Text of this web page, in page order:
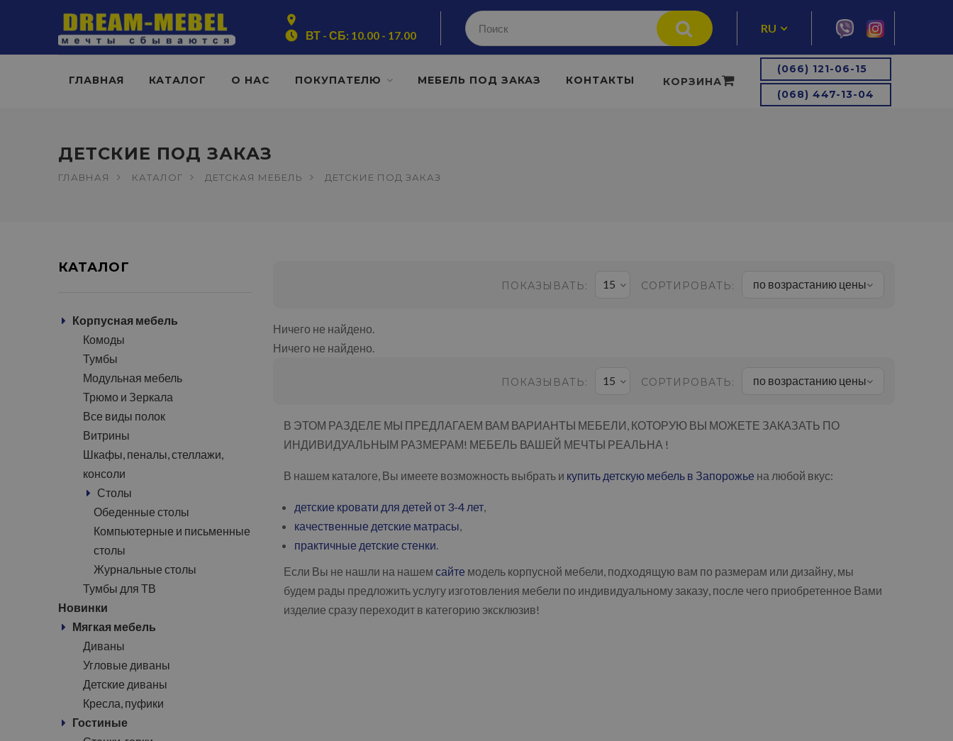
ВТ - СБ: 10.00 - 17.00
RU
ГЛАВНАЯ КАТАЛОГ О НАС ПОКУПАТЕЛЮ МЕБЕЛЬ ПОД ЗАКАЗ КОНТАКТЫ
(066) 121-06-15
(068) 447-13-04
КОРЗИНА
ДЕТСКИЕ ПОД ЗАКАЗ
ГЛАВНАЯ КАТАЛОГ ДЕТСКАЯ МЕБЕЛЬ ДЕТСКИЕ ПОД ЗАКАЗ
КАТАЛОГ
Корпусная мебель
Комоды
Тумбы
Модульная мебель
Трюмо и Зеркала
Все виды полок
Витрины
Шкафы, пеналы, стеллажи,
консоли
Столы
Обеденные столы
Компьютерные и письменные
столы
Журнальные столы
Тумбы для ТВ
Новинки
Мягкая мебель
Диваны
Угловые диваны
Детские диваны
Кресла, пуфики
Гостиные
ПОКАЗЫВАТЬ: 15 СОРТИРОВАТЬ: по возрастанию цены
Ничего не найдено.
Ничего не найдено.
ПОКАЗЫВАТЬ: 15 СОРТИРОВАТЬ: по возрастанию цены
В ЭТОМ РАЗДЕЛЕ МЫ ПРЕДЛАГАЕМ ВАМ ВАРИАНТЫ МЕБЕЛИ, КОТОРУЮ ВЫ МОЖЕТЕ ЗАКАЗАТЬ ПО
ИНДИВИДУАЛЬНЫМ РАЗМЕРАМ! МЕБЕЛЬ ВАШЕЙ МЕЧТЫ РЕАЛЬНА !
В нашем каталоге, Вы имеете возможность выбрать и купить детскую мебель в Запорожье на любой вкус:
детские кровати для детей от 3-4 лет,
качественные детские матрасы,
практичные детские стенки.
Если Вы не нашли на нашем сайте модель корпусной мебели, подходящую вам по размерам или дизайну, мы
будем рады предложить услугу изготовления мебели по индивидуальному заказу, после чего приобретенное Вами
изделие сразу переходит в категорию эксклюзив!